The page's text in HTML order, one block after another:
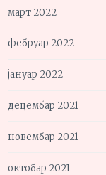
март 2022
фебруар 2022
јануар 2022
децембар 2021
новембар 2021
октобар 2021